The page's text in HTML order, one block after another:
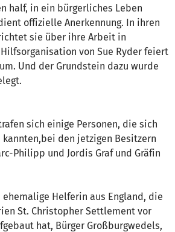
half, in ein bürgerliches Leben
offizielle Anerkennung. In ihren
sie über ihre Arbeit in
von Sue Ryder feiert
Und der Grundstein dazu wurde
sich einige Personen, die sich
den jetzigen Besitzern
Philipp und Jordis Graf und Gräfin
Helferin aus England, die
St. Christopher Settlement vor
hat, Bürger Großburgwedels,